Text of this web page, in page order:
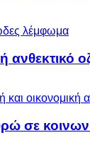
ανθεκτικό
σε